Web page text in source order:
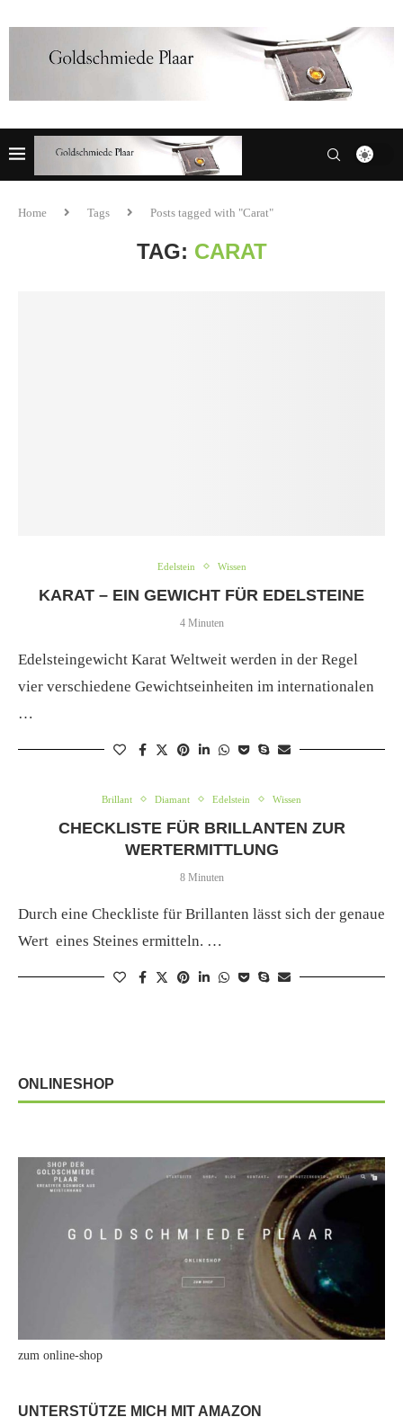
Home Tags Posts tagged with "Carat"
TAG: CARAT
Edelstein Wissen
KARAT – EIN GEWICHT FÜR EDELSTEINE
4 Minuten
Edelsteingewicht Karat Weltweit werden in der Regel
vier verschiedene Gewichtseinheiten im internationalen
…
Brillant Diamant Edelstein Wissen
CHECKLISTE FÜR BRILLANTEN ZUR
WERTERMITTLUNG
8 Minuten
Durch eine Checkliste für Brillanten lässt sich der genaue
Wert eines Steines ermitteln. …
ONLINESHOP
zum online-shop
UNTERSTÜTZE MICH MIT AMAZON